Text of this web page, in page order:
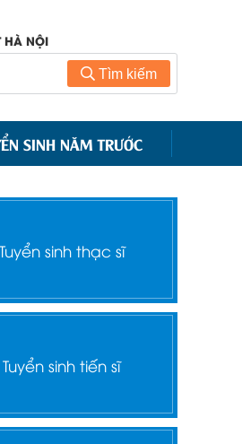
HÀ NỘI
Tìm kiếm
SINH NĂM TRƯỚC
Tuyển sinh thạc sĩ
Tuyển sinh tiến sĩ